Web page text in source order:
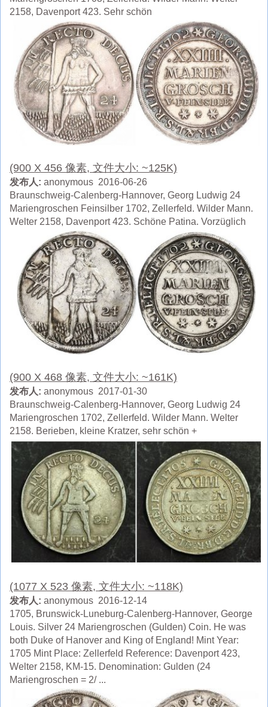
2158, Davenport 423. Sehr schön
(900 X 456 像素, 文件大小: ~125K)
发布人: anonymous 2016-06-26
Braunschweig-Calenberg-Hannover, Georg Ludwig 24
Mariengroschen Feinsilber 1702, Zellerfeld. Wilder Mann.
Welter 2158, Davenport 423. Schöne Patina. Vorzüglich
(900 X 468 像素, 文件大小: ~161K)
发布人: anonymous 2017-01-30
Braunschweig-Calenberg-Hannover, Georg Ludwig 24
Mariengroschen 1702, Zellerfeld. Wilder Mann. Welter
2158. Berieben, kleine Kratzer, sehr schön +
(1077 X 523 像素, 文件大小: ~118K)
发布人: anonymous 2016-12-14
1705, Brunswick-Luneburg-Calenberg-Hannover, George
Louis. Silver 24 Mariengroschen (Gulden) Coin. He was
both Duke of Hanover and King of England! Mint Year:
1705 Mint Place: Zellerfeld Reference: Davenport 423,
Welter 2158, KM-15. Denomination: Gulden (24
Mariengroschen = 2/ ...